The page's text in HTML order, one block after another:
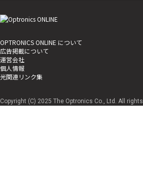
OPTRONICS ONLINE について
広告掲載について
運営会社
個人情報
光関連リンク集
Copyright (C) 2025 The Optronics Co., Ltd. All